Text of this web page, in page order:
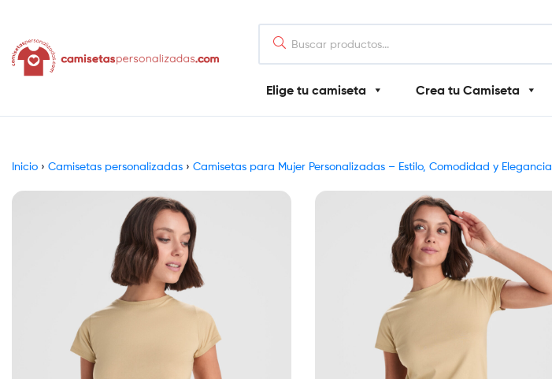
Elige tu camiseta Crea tu Camiseta
Inicio › Camisetas personalizadas › Camisetas para Mujer Personalizadas – Estilo, Comodidad y Elegancia